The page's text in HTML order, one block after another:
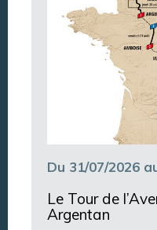
Du 31/07/2026
Le Tour de
Argentan